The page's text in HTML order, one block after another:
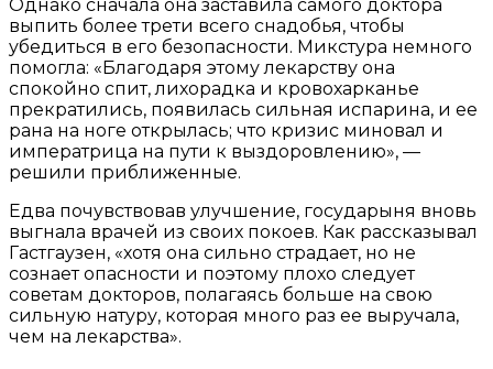
Однако сначала она заставила самого доктора
выпить более трети всего снадобья, чтобы
убедиться в его безопасности. Микстура немного
помогла: «Благодаря этому лекарству она
спокойно спит, лихорадка и кровохарканье
прекратились, появилась сильная испарина, и ее
рана на ноге открылась; что кризис миновал и
императрица на пути к выздоровлению», —
решили приближенные.
Едва почувствовав улучшение, государыня вновь
выгнала врачей из своих покоев. Как рассказывал
Гастгаузен, «хотя она сильно страдает, но не
сознает опасности и поэтому плохо следует
советам докторов, полагаясь больше на свою
сильную натуру, которая много раз ее выручала,
чем на лекарства».